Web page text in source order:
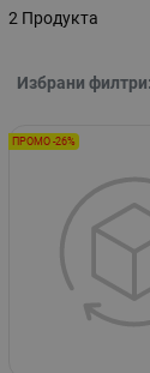
2 Продукта
Избрани филтри:
ПРОМО -26%